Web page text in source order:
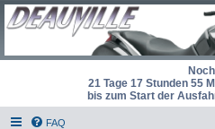
Noch
21 Tage 17 Stunden 55
bis zum Start der
FAQ